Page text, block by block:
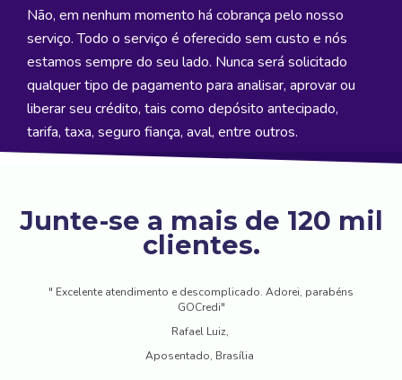
Não, em nenhum momento há cobrança pelo nosso
serviço. Todo o serviço é oferecido sem custo e nós
estamos sempre do seu lado. Nunca será solicitado
qualquer tipo de pagamento para analisar, aprovar ou
liberar seu crédito, tais como depósito antecipado,
tarifa, taxa, seguro fiança, aval, entre outros.
Junte-se a mais de 120 mil
clientes.
" Excelente atendimento e descomplicado. Adorei, parabéns
GOCredi"
Rafael Luiz,
Aposentado, Brasília